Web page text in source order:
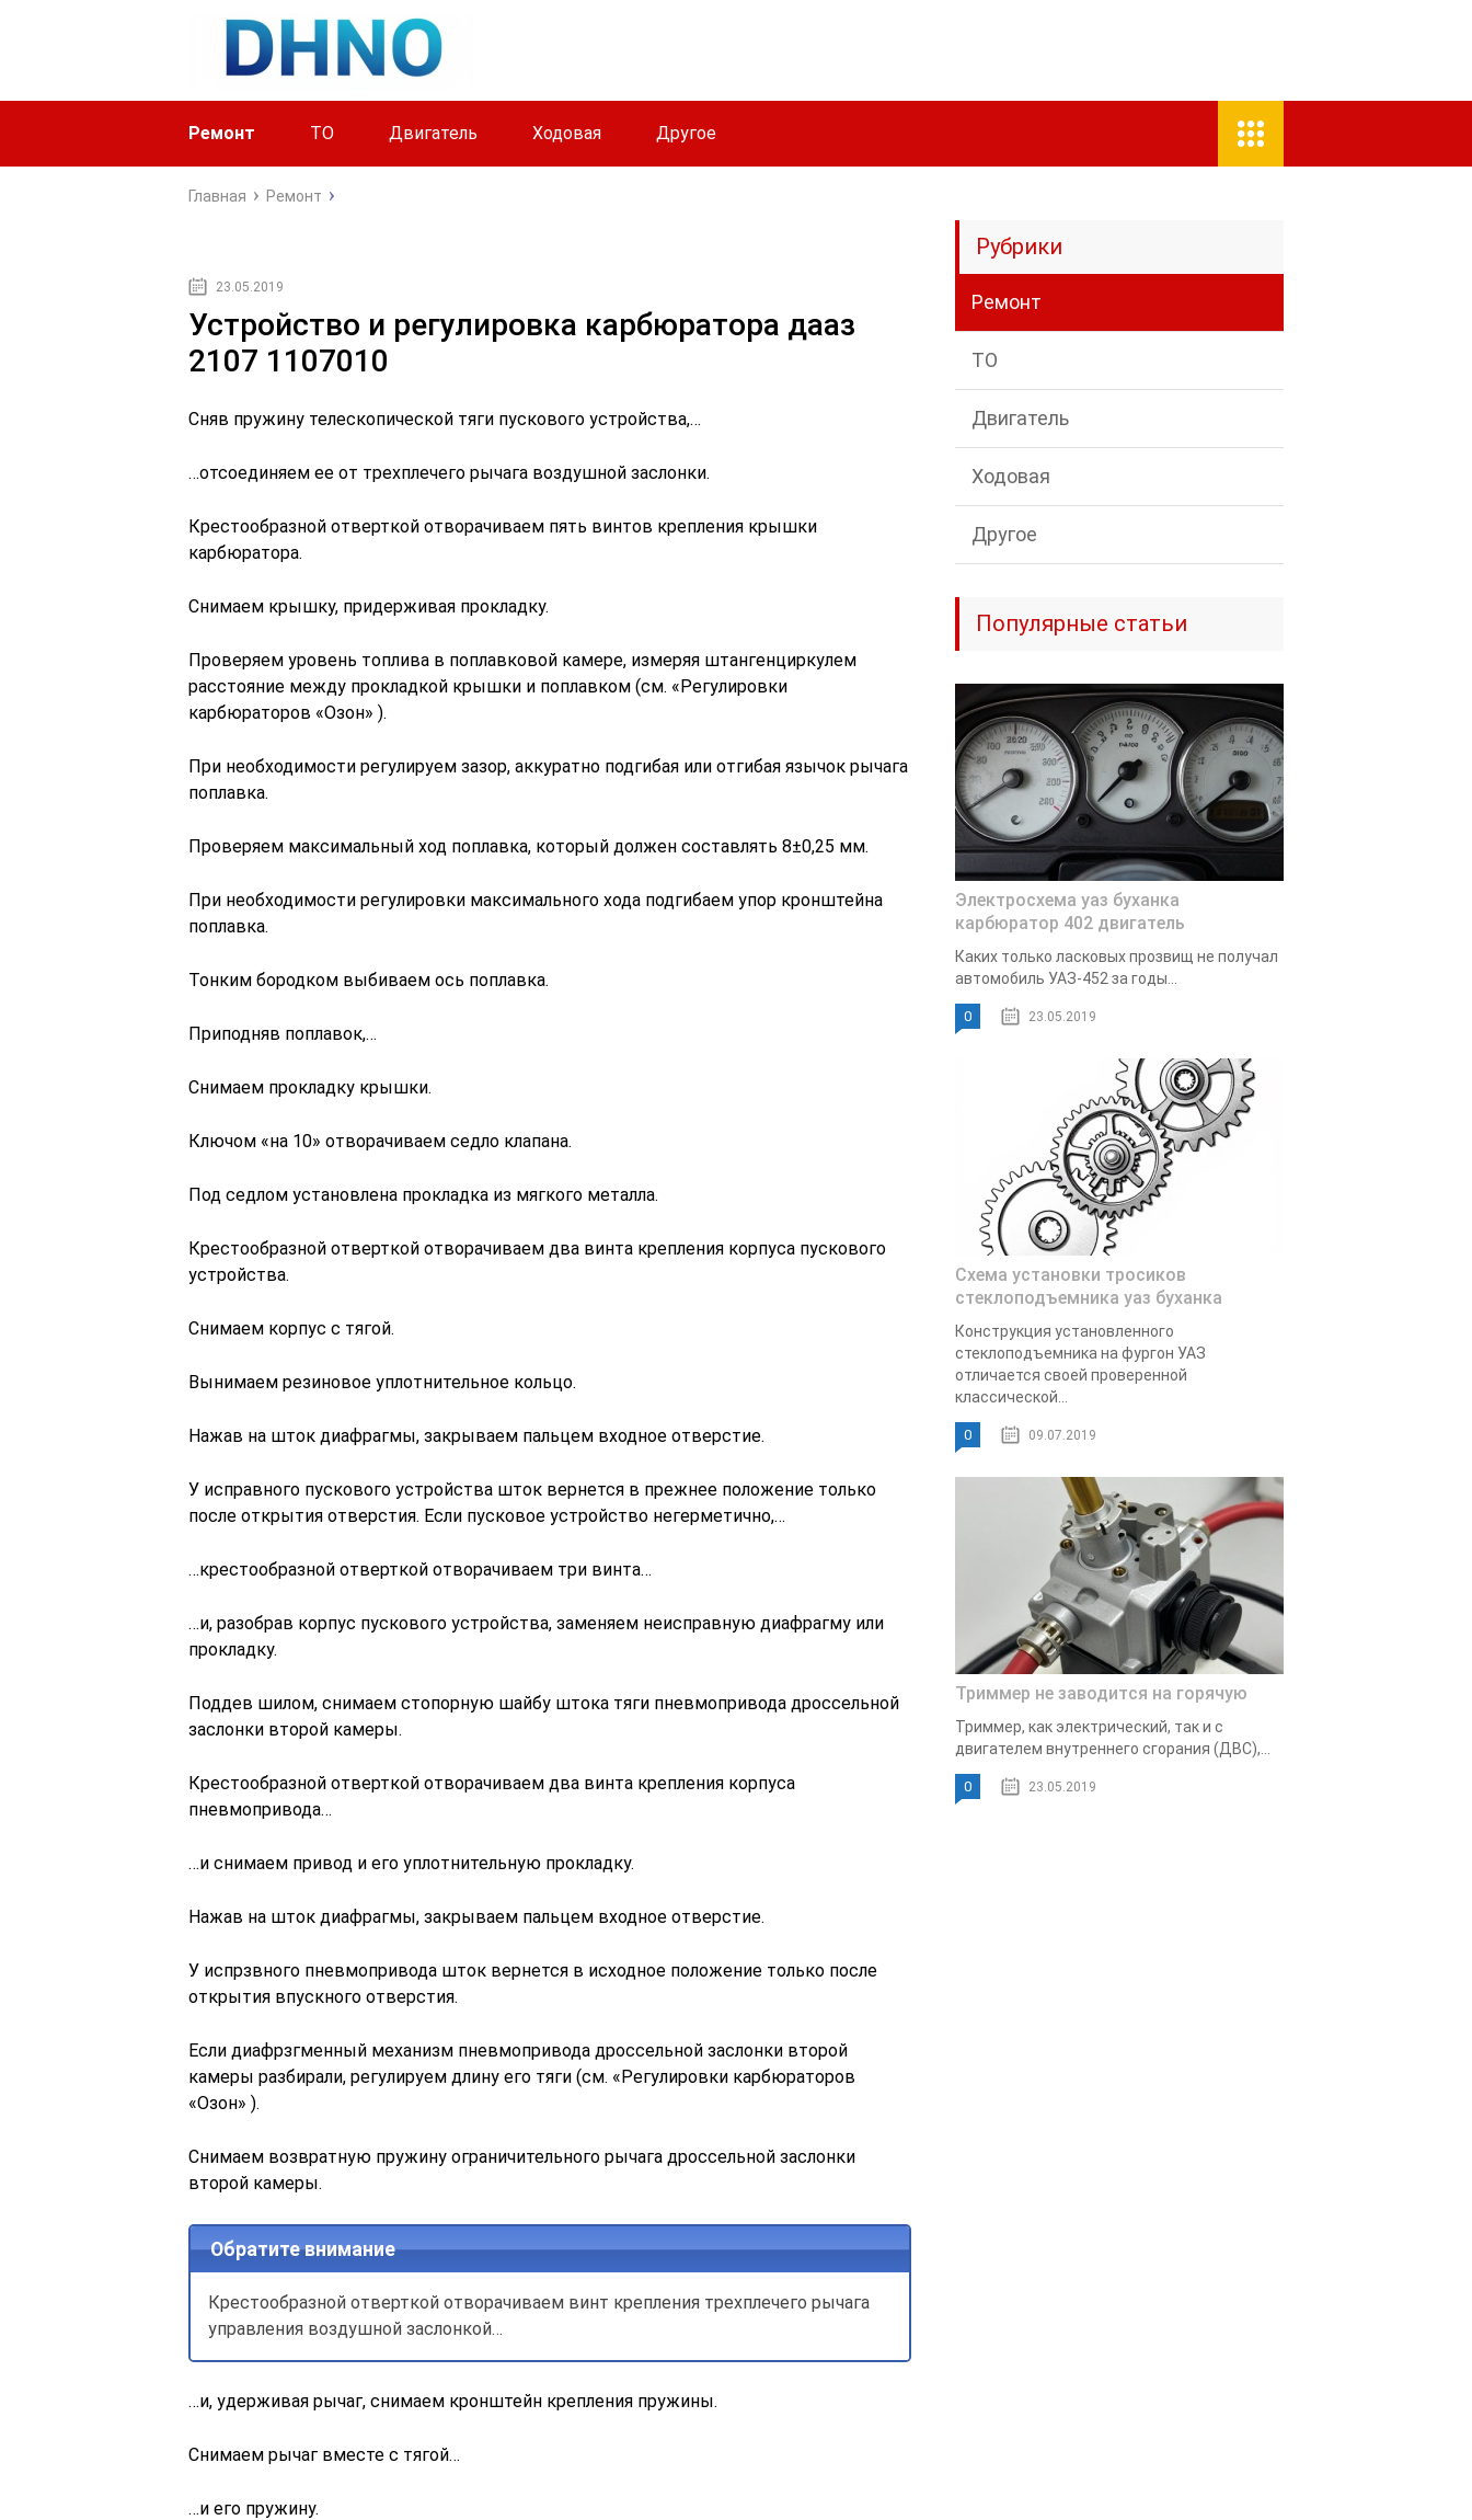
Ремонт ТО Двигатель Ходовая Другое
Главная Ремонт
23.05.2019
Устройство и регулировка карбюратора дааз
2107 1107010
Сняв пружину телескопической тяги пускового устройства,…
…отсоединяем ее от трехплечего рычага воздушной заслонки.
Крестообразной отверткой отворачиваем пять винтов крепления крышки
карбюратора.
Снимаем крышку, придерживая прокладку.
Проверяем уровень топлива в поплавковой камере, измеряя штангенциркулем
расстояние между прокладкой крышки и поплавком (см. «Регулировки
карбюраторов «Озон» ).
При необходимости регулируем зазор, аккуратно подгибая или отгибая язычок рычага
поплавка.
Проверяем максимальный ход поплавка, который должен составлять 8±0,25 мм.
При необходимости регулировки максимального хода подгибаем упор кронштейна
поплавка.
Тонким бородком выбиваем ось поплавка.
Приподняв поплавок,…
Снимаем прокладку крышки.
Ключом «на 10» отворачиваем седло клапана.
Под седлом установлена прокладка из мягкого металла.
Крестообразной отверткой отворачиваем два винта крепления корпуса пускового
устройства.
Снимаем корпус с тягой.
Вынимаем резиновое уплотнительное кольцо.
Нажав на шток диафрагмы, закрываем пальцем входное отверстие.
У исправного пускового устройства шток вернется в прежнее положение только
после открытия отверстия. Если пусковое устройство негерметично,…
…крестообразной отверткой отворачиваем три винта…
…и, разобрав корпус пускового устройства, заменяем неисправную диафрагму или
прокладку.
Поддев шилом, снимаем стопорную шайбу штока тяги пневмопривода дроссельной
заслонки второй камеры.
Крестообразной отверткой отворачиваем два винта крепления корпуса
пневмопривода…
…и снимаем привод и его уплотнительную прокладку.
Нажав на шток диафрагмы, закрываем пальцем входное отверстие.
У испрзвного пневмопривода шток вернется в исходное положение только после
открытия впускного отверстия.
Если диафрзгменный механизм пневмопривода дроссельной заслонки второй
камеры разбирали, регулируем длину его тяги (см. «Регулировки карбюраторов
«Озон» ).
Снимаем возвратную пружину ограничительного рычага дроссельной заслонки
второй камеры.
Обратите внимание
Крестообразной отверткой отворачиваем винт крепления трехплечего рычага
управления воздушной заслонкой…
…и, удерживая рычаг, снимаем кронштейн крепления пружины.
Снимаем рычаг вместе с тягой…
…и его пружину.
Рубрики
Ремонт
ТО
Двигатель
Ходовая
Другое
Популярные статьи
Электросхема уаз буханка
карбюратор 402 двигатель
Каких только ласковых прозвищ не получал
автомобиль УАЗ-452 за годы...
0 23.05.2019
Схема установки тросиков
стеклоподъемника уаз буханка
Конструкция установленного
стеклоподъемника на фургон УАЗ
отличается своей проверенной
классической...
0 09.07.2019
Триммер не заводится на горячую
Триммер, как электрический, так и с
двигателем внутреннего сгорания (ДВС),...
0 23.05.2019